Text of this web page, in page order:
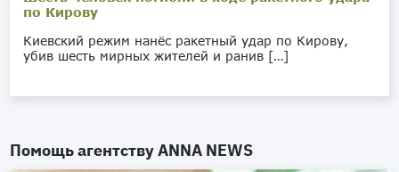
по Кирову
Киевский режим нанёс ракетный удар по Кирову,
убив шесть мирных жителей и ранив […]
Помощь агентствуANNA NEWS